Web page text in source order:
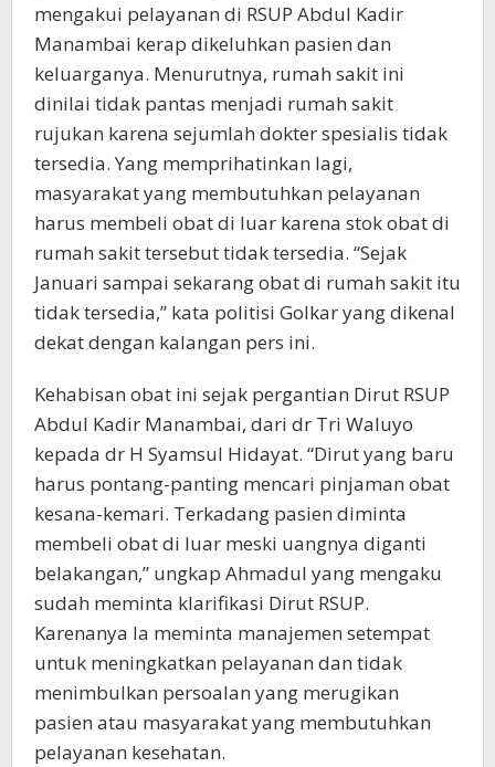
mengakui pelayanan di RSUP Abdul Kadir
Manambai kerap dikeluhkan pasien dan
keluarganya. Menurutnya, rumah sakit ini
dinilai tidak pantas menjadi rumah sakit
rujukan karena sejumlah dokter spesialis tidak
tersedia. Yang memprihatinkan lagi,
masyarakat yang membutuhkan pelayanan
harus membeli obat di luar karena stok obat di
rumah sakit tersebut tidak tersedia. “Sejak
Januari sampai sekarang obat di rumah sakit itu
tidak tersedia,” kata politisi Golkar yang dikenal
dekat dengan kalangan pers ini.
Kehabisan obat ini sejak pergantian Dirut RSUP
Abdul Kadir Manambai, dari dr Tri Waluyo
kepada dr H Syamsul Hidayat. “Dirut yang baru
harus pontang-panting mencari pinjaman obat
kesana-kemari. Terkadang pasien diminta
membeli obat di luar meski uangnya diganti
belakangan,” ungkap Ahmadul yang mengaku
sudah meminta klarifikasi Dirut RSUP.
Karenanya Ia meminta manajemen setempat
untuk meningkatkan pelayanan dan tidak
menimbulkan persoalan yang merugikan
pasien atau masyarakat yang membutuhkan
pelayanan kesehatan.